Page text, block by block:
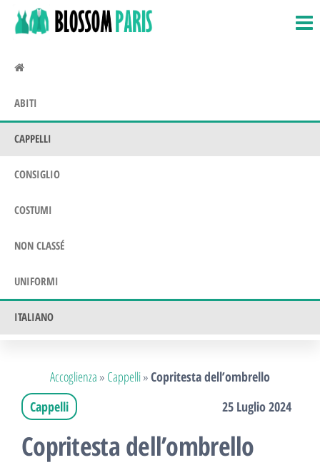
Salta
contenuto
ABITI
CAPPELLI
CONSIGLIO
COSTUMI
NON CLASSÉ
UNIFORMI
ITALIANO
Accoglienza » Cappelli»Copritesta dell’ombrello
Cappelli
25 Luglio 2024
Copritesta dell’ombrello